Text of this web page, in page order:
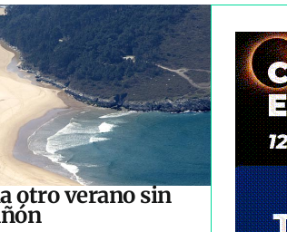
otro verano sin